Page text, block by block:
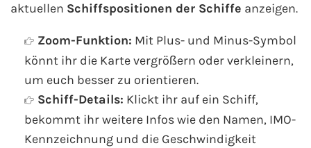
Alle AIDA Häfen
Mein Schiff Reiseziele
Mein Schiff Karibik
aktuellen Schiffspositionen der Schiffe anzeigen.
Zoom-Funktion: Mit Plus- und Minus-Symbol
könnt ihr die Karte vergrößern oder verkleinern,
um euch besser zu orientieren.
Schiff-Details: Klickt ihr auf ein Schiff,
bekommt ihr weitere Infos wie den Namen, IMO-
Kennzeichnung und die Geschwindigkeit